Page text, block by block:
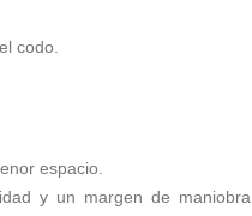
codo.
espacio.
y un margen de maniobra